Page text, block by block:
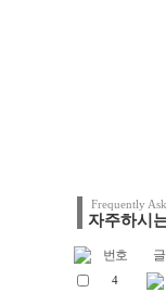
Frequently
자주하시
번호 글
4